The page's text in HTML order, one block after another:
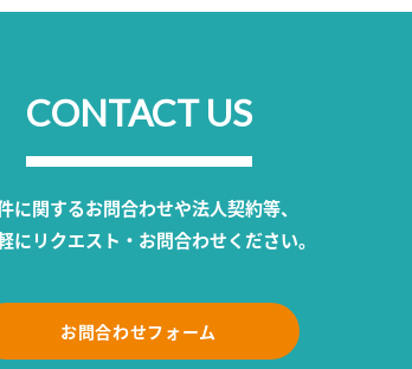
CONTACT US
に関するお問合わせや法人契約等、
にリクエスト・お問合わせください。
お問合わせフォーム